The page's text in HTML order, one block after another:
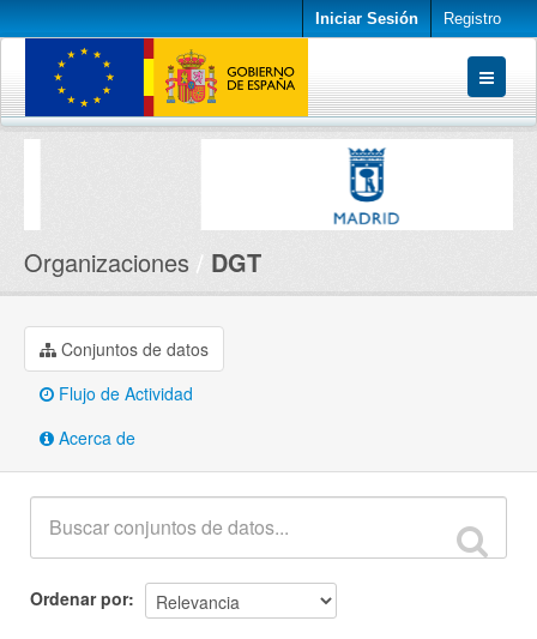
Iniciar Sesión Registro
Conjuntos de datos
Organizaciones DGT
Conjuntos de datos
Flujo de Actividad
Acerca de
Ordenar por